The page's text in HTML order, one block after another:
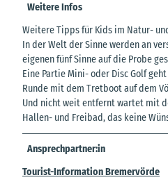
Weitere Infos
Weitere Tipps für Kids im Natur-
In der Welt der Sinne werden an
eigenen fünf Sinne auf die Probe
Eine Partie Mini- oder Disc Golf
Runde mit dem Tretboot auf dem
Und nicht weit entfernt wartet mit
Hallen- und Freibad, das keine
Ansprechpartner:in
Tourist-Information Bremervörde